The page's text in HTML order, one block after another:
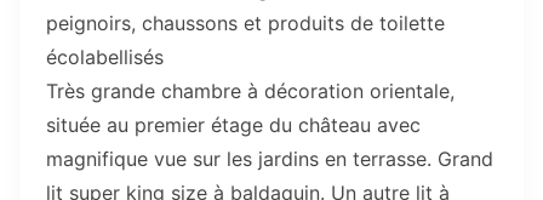
peignoirs, chaussons et produits de toilette
écolabellisés
Très grande chambre à décoration orientale,
située au premier étage du château avec
magnifique vue sur les jardins en terrasse. Grand
lit super king size à baldaquin. Un autre lit à